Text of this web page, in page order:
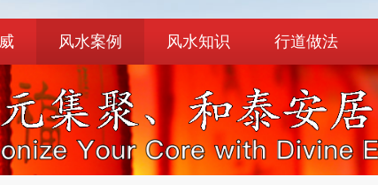
风水案例 风水知识 行道做法